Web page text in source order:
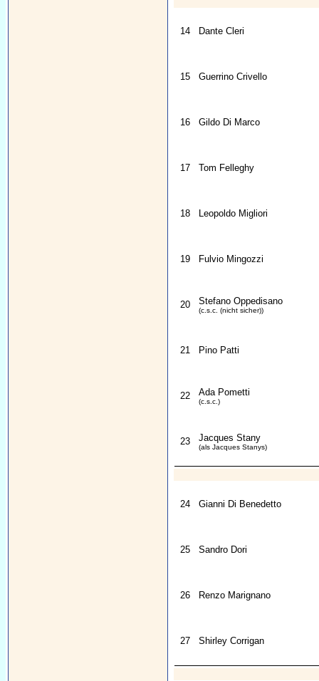
14 Dante Cleri
15 Guerrino Crivello
16 Gildo Di Marco
17 Tom Felleghy
18 Leopoldo Migliori
19 Fulvio Mingozzi
20 Stefano Oppedisano
(c.s.c. (nicht sicher))
21 Pino Patti
22 Ada Pometti
(c.s.c.)
23 Jacques Stany
(als Jacques Stanys)
24 Gianni Di Benedetto
25 Sandro Dori
26 Renzo Marignano
27 Shirley Corrigan